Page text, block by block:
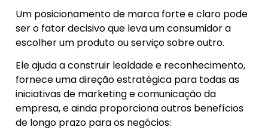
Um posicionamento de marca forte e claro pode
ser o fator decisivo que leva um consumidor a
escolher um produto ou serviço sobre outro.
Ele ajuda a construir lealdade e reconhecimento,
fornece uma direção estratégica para todas as
iniciativas de marketing e comunicação da
empresa, e ainda proporciona outros benefícios
de longo prazo para os negócios: